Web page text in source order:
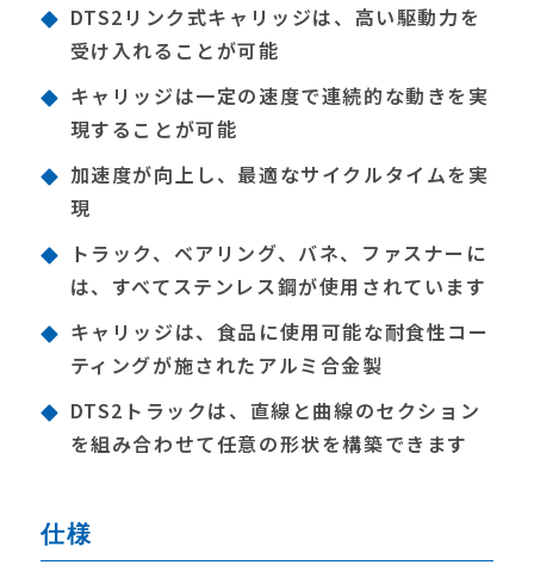
DTS2リンク式キャリッジは、高い駆動力を
受け入れることが可能
キャリッジは一定の速度で連続的な動きを実
現することが可能
加速度が向上し、最適なサイクルタイムを実
現
トラック、ベアリング、バネ、ファスナーに
は、すべてステンレス鋼が使用されています
キャリッジは、食品に使用可能な耐食性コー
ティングが施されたアルミ合金製
DTS2トラックは、直線と曲線のセクション
を組み合わせて任意の形状を構築できます
仕様